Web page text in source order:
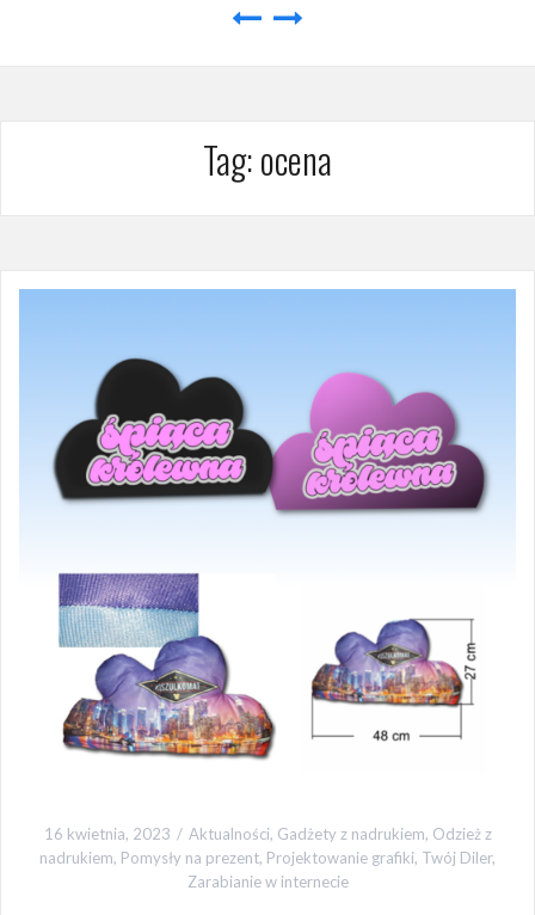
Tag:ocena
16 kwietnia, 2023 Aktualności, Gadżety z nadrukiem, Odzież z
nadrukiem, Pomysły na prezent, Projektowanie grafiki, Twój Diler,
Zarabianie w internecie